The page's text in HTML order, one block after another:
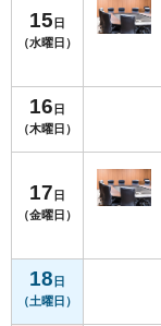
15 日
（水曜日）
16 日
（木曜日）
17 日
（金曜日）
18 日
（土曜日）